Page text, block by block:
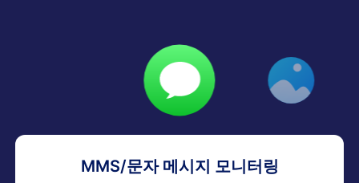
MMS/문자 메시지 모니터링